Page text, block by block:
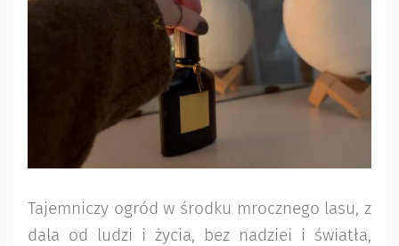
Tajemniczy ogród w środku mrocznego lasu, z
dala od ludzi i życia, bez nadziei i światła,